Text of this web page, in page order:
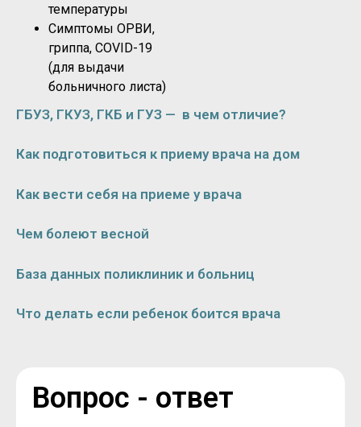
температуры
Симптомы ОРВИ,
гриппа, COVID-19
(для выдачи
больничного листа)
ГБУЗ, ГКУЗ, ГКБ и ГУЗ — в чем отличие?
Как подготовиться к приему врача на дом
Как вести себя на приеме у врача
Чем болеют весной
База данных поликлиник и больниц
Что делать если ребенок боится врача
Вопрос - ответ